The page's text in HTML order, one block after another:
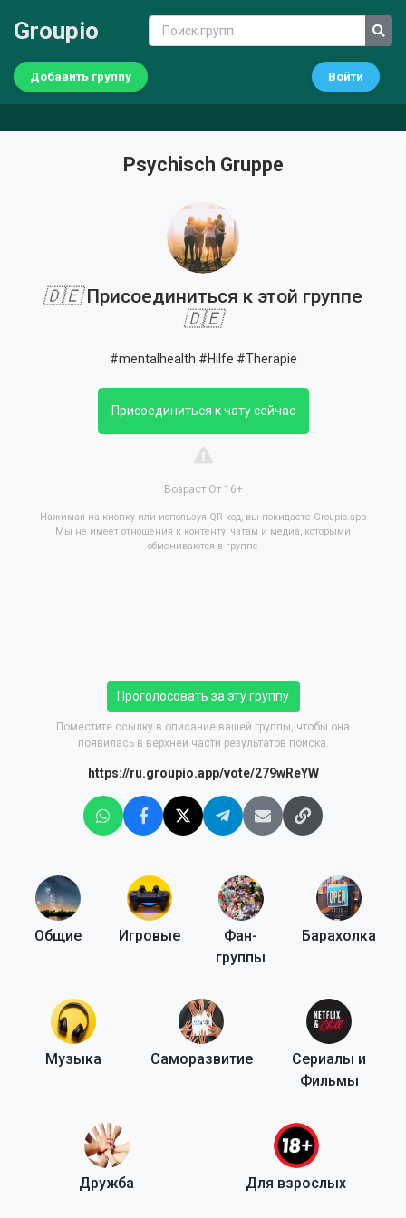
Groupio
Добавить группу Войти
Psychisch Gruppe
🇩🇪Присоединиться к этой группе
🇩🇪
#mentalhealth #Hilfe #Therapie
Присоединиться к чату сейчас
Возраст От 16+
Нажимая на кнопку или используя QR-код, вы покидаете Groupio.app
Мы не имеет отношения к контенту, чатам и медиа, которыми
обмениваются в группе
Проголосовать за эту группу
Поместите ссылку в описание вашей группы, чтобы она
появилась в верхней части результатов поиска.
https://ru.groupio.app/vote/279wReYW
Общие Игровые
Фан-
группы
Барахолка
Музыка Саморазвитие
Сериалы и
Фильмы
Дружба Для взрослых